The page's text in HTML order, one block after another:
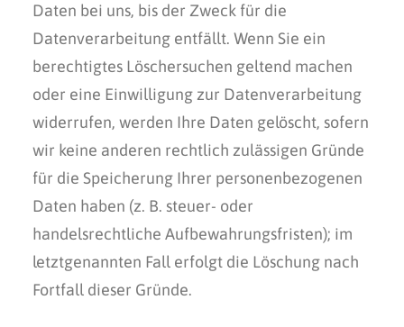
Daten bei uns, bis der Zweck für die
Datenverarbeitung entfällt. Wenn Sie ein
berechtigtes Löschersuchen geltend machen
oder eine Einwilligung zur Datenverarbeitung
widerrufen, werden Ihre Daten gelöscht, sofern
wir keine anderen rechtlich zulässigen Gründe
für die Speicherung Ihrer personenbezogenen
Daten haben (z. B. steuer- oder
handelsrechtliche Aufbewahrungsfristen); im
letztgenannten Fall erfolgt die Löschung nach
Fortfall dieser Gründe.